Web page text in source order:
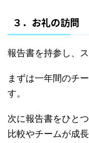
３．お礼の訪問
報告書を持参し、
まずは一年間のチ
す。
次に報告書をひと
比較やチームが成